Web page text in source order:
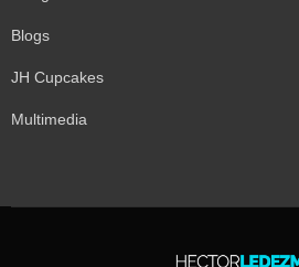
Blogs
JH Cupcakes
Multimedia